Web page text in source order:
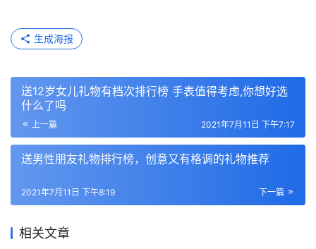
生成海报
送12岁女儿礼物有档次排行榜 手表值得考虑,你想好选
什么了吗
上一篇 2021年7月11日 下午7:17
送男性朋友礼物排行榜，创意又有格调的礼物推荐
下一篇
2021年7月11日 下午8:19
相关文章